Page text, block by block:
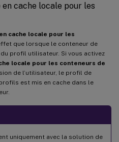
cache locale pour les
cache locale pour les
que lorsque le conteneur de
profil utilisateur. Si vous activez
locale pour les conteneurs de
de l’utilisateur, le profil de
est mis en cache dans le
uniquement avec la solution de